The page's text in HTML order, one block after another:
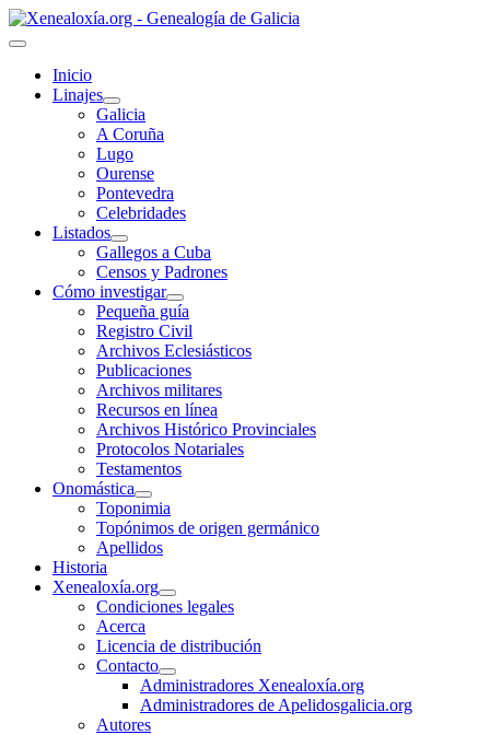
Inicio
Linajes
Galicia
A Coruña
Lugo
Ourense
Pontevedra
Celebridades
Listados
Gallegos a Cuba
Censos y Padrones
Cómo investigar
Pequeña guía
Registro Civil
Archivos Eclesiásticos
Publicaciones
Archivos militares
Recursos en línea
Archivos Histórico Provinciales
Protocolos Notariales
Testamentos
Onomástica
Toponimia
Topónimos de origen germánico
Apellidos
Historia
Xenealoxía.org
Condiciones legales
Acerca
Licencia de distribución
Contacto
Administradores Xenealoxía.org
Administradores de Apelidosgalicia.org
Autores